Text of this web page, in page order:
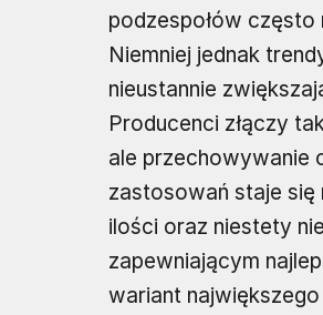
podzespołów często
Niemniej jednak
nieustannie
Producenci złączy
ale przechowywanie
zastosowań staje się
ilości oraz niestety
zapewniającym
wariant